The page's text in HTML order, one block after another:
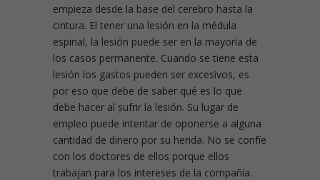
empieza desde la base del cerebro hasta la
cintura. El tener una lesión en la médula
espinal, la lesión puede ser en la mayoría de
los casos permanente. Cuando se tiene esta
lesión los gastos pueden ser excesivos, es
por eso que debe de saber qué es lo que
debe hacer al sufrir la lesión. Su lugar de
empleo puede intentar de oponerse a alguna
cantidad de dinero por su herida. No se confíe
con los doctores de ellos porque ellos
trabajan para los intereses de la compañía.